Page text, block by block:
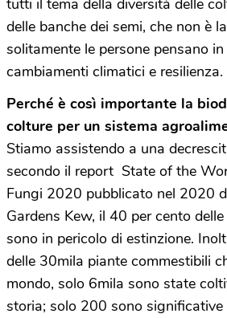
tutti il tema della diversità delle
delle banche dei semi, che non è
solitamente le persone pensano
cambiamenti climatici e resilienza.
Perché è così importante la
colture per un sistema
Stiamo assistendo a una
secondo il report State of the
Fungi 2020 pubblicato nel 2020
Gardens Kew, il 40 per cento
sono in pericolo di estinzione.
delle 30mila piante commestibili
mondo, solo 6mila sono state
storia; solo 200 sono significative